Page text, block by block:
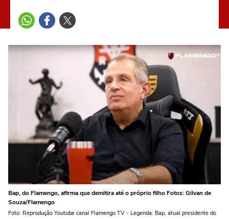
Bap, do Flamengo, afirma que demitira até o próprio filho Fotos: Gilvan de
Souza/Flamengo
Foto: Reprodução Youtube canal Flamengo TV - Legenda: Bap, atual presidente do